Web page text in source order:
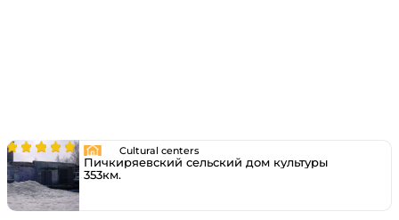
Cultural centers
Пичкиряевский сельский дом культуры
353км.